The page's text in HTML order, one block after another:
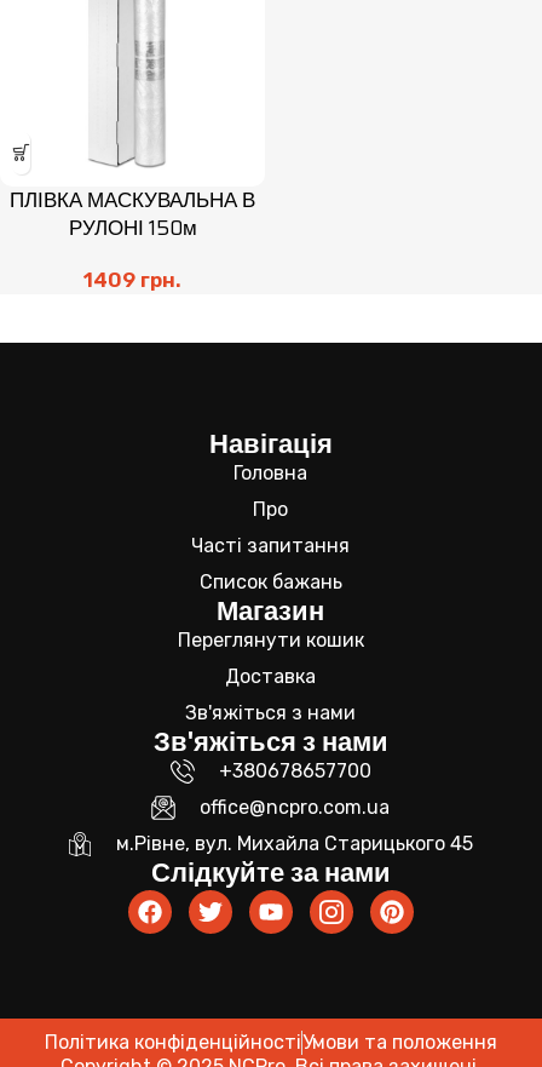
ПЛІВКА МАСКУВАЛЬНА В
РУЛОНІ 150м
1409 грн.
Навігація
Головна
Про
Часті запитання
Список бажань
Магазин
Переглянути кошик
Доставка
Зв'яжіться з нами
Зв'яжіться з нами
+380678657700
office@ncpro.com.ua
м.Рівне, вул. Михайла Старицького 45
Слідкуйте за нами
Політика конфіденційностіУмови та положення